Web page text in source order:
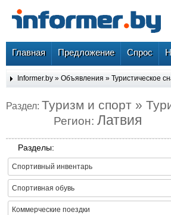
Главная Предложение Спрос
Informer.by » Объявления » Туристическое
Раздел: Туризм и спорт »
Регион: Латвия
Разделы:
Спортивный инвентарь
Спортивная обувь
Коммерческие поездки